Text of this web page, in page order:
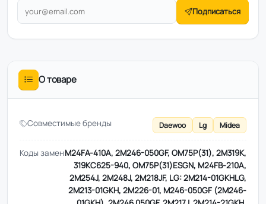
Подписаться
О товаре
Совместимые бренды Daewoo Lg Midea
Коды заменM24FA-410A, 2M246-050GF, OM75P(31), 2M319K,
319KC625-940, OM75P(31)ESGN, M24FB-210A,
2M254J, 2M248J, 2M218JF, LG: 2M214-01GKHLG,
2M213-01GKH, 2M226-01, M246-050GF (2M246-